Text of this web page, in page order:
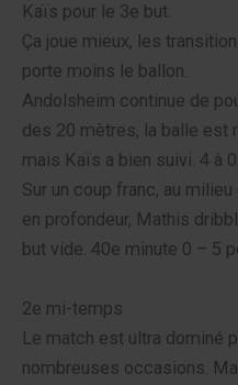
Kaïs pour le 3e but.
Ça joue mieux, les
porte moins le ballon.
Andolsheim continue de
des 20 mètres, la balle est
mais Kaïs a bien suivi. 4 à 0.
Sur un coup franc, au
en profondeur, Mathis
but vide. 40e minute 0 – 5
2e mi-temps
Le match est ultra dominé
nombreuses occasions.